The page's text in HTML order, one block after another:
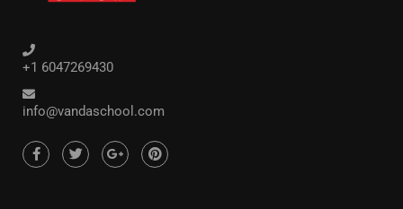
+1 6047269430
info@vandaschool.com